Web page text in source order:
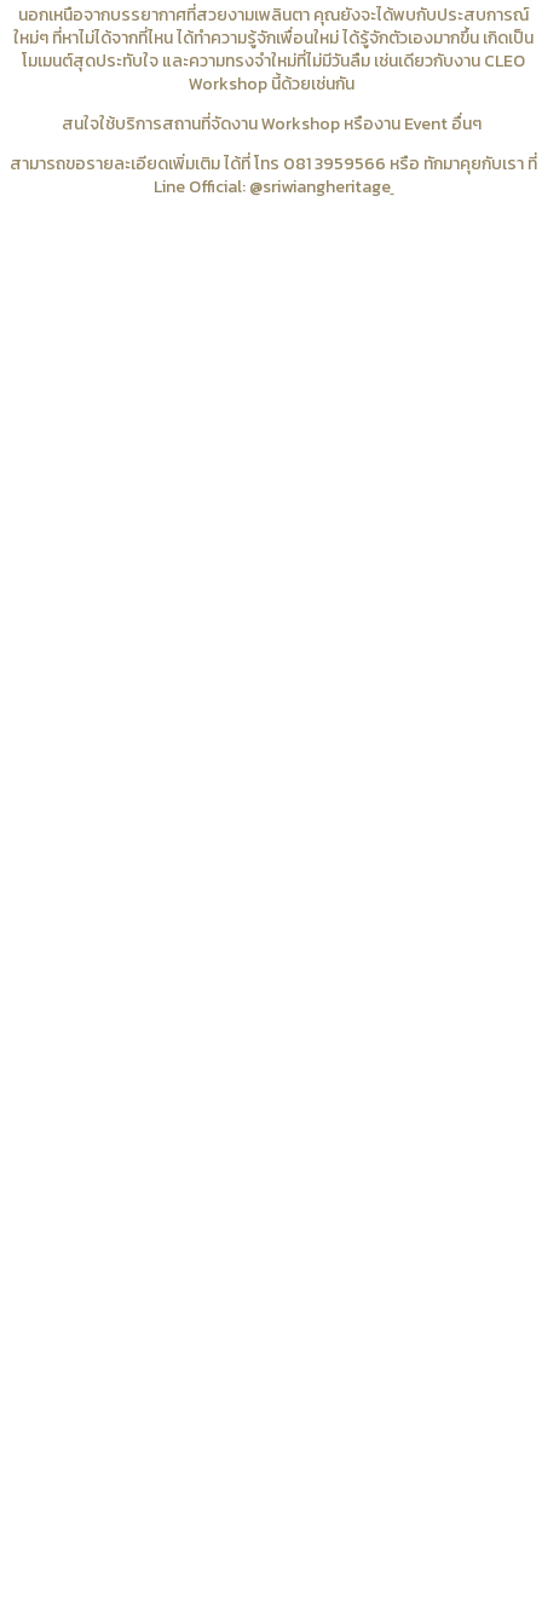
นอกเหนือจากบรรยากาศที่สวยงามเพลินตา คุณยังจะได้พบกับประสบการณ์
ใหม่ๆ ที่หาไม่ได้จากที่ไหน ได้ทำความรู้จักเพื่อนใหม่ ได้รู้จักตัวเองมากขึ้น เกิดเป็น
โมเมนต์สุดประทับใจ และความทรงจำใหม่ที่ไม่มีวันลืม เช่นเดียวกับงาน CLEO
Workshop นี้ด้วยเช่นกัน
สนใจใช้บริการสถานที่จัดงาน Workshop หรืองาน Event อื่นๆ
สามารถขอรายละเอียดเพิ่มเติม ได้ที่ โทร 081 3959566 หรือ ทักมาคุยกับเรา ที่
Line Official: @sriwiangheritage